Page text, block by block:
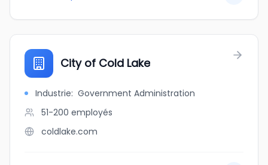
City of Cold Lake
Industrie: Government Administration
51-200 employés
coldlake.com